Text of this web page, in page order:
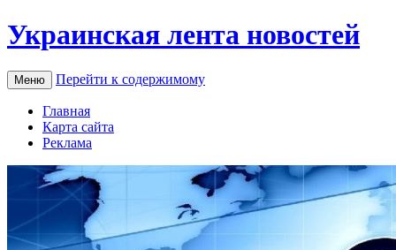
Украинская лента новостей
Меню Перейти к содержимому
Главная
Карта сайта
Реклама